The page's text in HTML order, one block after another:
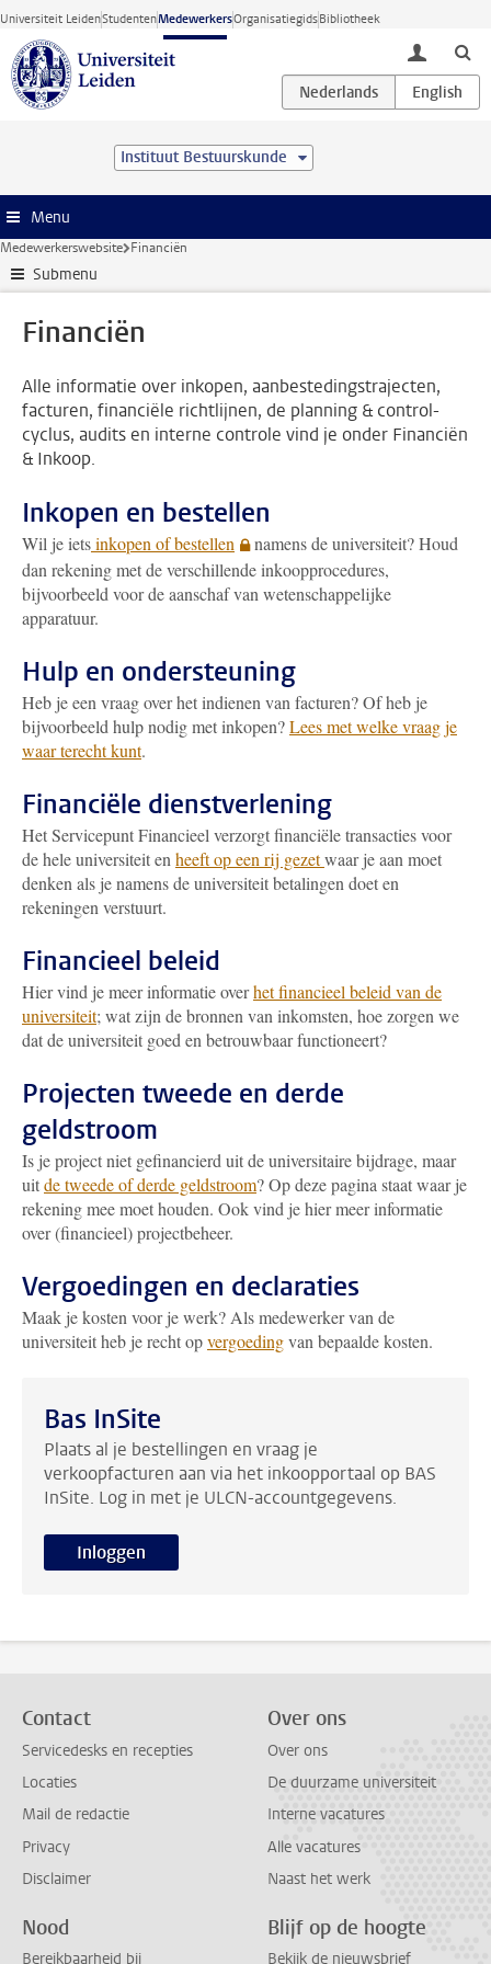
Ga direct naar de inhoud
Universiteit LeidenStudentenMedewerkersOrganisatiegidsBibliotheek
toggle
Instituut Bestuurskunde
Menu
Medewerkerswebsite Financiën
Submenu
Financiën
Alle informatie over inkopen, aanbestedingstrajecten,
facturen, financiële richtlijnen, de planning & control-
cyclus, audits en interne controle vind je onder Financiën
& Inkoop.
Inkopen en bestellen
Wil je ietsinkopen of bestellen
namens de universiteit? Houd
dan rekening met de verschillende inkoopprocedures,
bijvoorbeeld voor de aanschaf van wetenschappelijke
apparatuur.
Hulp en ondersteuning
Heb je een vraag over het indienen van facturen? Of heb je
bijvoorbeeld hulp nodig met inkopen?Lees met welke vraag je
waar terecht kunt.
Financiële dienstverlening
Het Servicepunt Financieel verzorgt financiële transacties voor
de hele universiteit enheeft op een rij gezetwaar je aan moet
denken als je namens de universiteit betalingen doet en
rekeningen verstuurt.
Financieel beleid
Hier vind je meer informatie overhet financieel beleid van de
universiteit; wat zijn de bronnen van inkomsten, hoe zorgen we
dat de universiteit goed en betrouwbaar functioneert?
Projecten tweede en derde
geldstroom
Is je project niet gefinancierd uit de universitaire bijdrage, maar
uitde tweede of derde geldstroom? Op deze pagina staat waar je
rekening mee moet houden. Ook vind je hier meer informatie
over (financieel) projectbeheer.
Vergoedingen en declaraties
Maak je kosten voor je werk? Als medewerker van de
universiteit heb je recht opvergoedingvan bepaalde kosten.
Bas InSite
Plaats al je bestellingen en vraag je
verkoopfacturen aan via het inkoopportaal op BAS
InSite. Log in met je ULCN-accountgegevens.
Inloggen
Contact
Servicedesks en recepties
Locaties
Mail de redactie
Privacy
Disclaimer
Over ons
Over ons
De duurzame universiteit
Interne vacatures
Alle vacatures
Naast het werk
Nood
Bereikbaarheid bij
Blijf op de hoogte
Bekijk de nieuwsbrief